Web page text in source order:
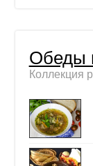
Обеды
Коллекция